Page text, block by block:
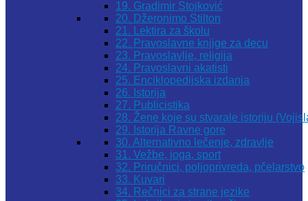
19. Gradimir Stojković
20. Džeronimo Stilton
21. Lektira za školu
22. Pravoslavne knjige za decu
23. Pravoslavlje, religija
24. Pravoslavni akatisti
25. Enciklopedijska izdanja
26. Istorija
27. Publicistika
28. Žene koje su stvarale istoriju
29. Istorija Ravne gore
30. Alternativno lečenje, zdravlje
31. Vežbe, joga, sport
32. Priručnici, poljoprivreda, pčelarstvo
33. Kuvari
34. Rečnici za strane jezike